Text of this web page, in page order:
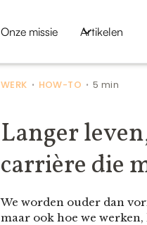
Onze missie Artikelen
WERK • HOW-TO •5 min
Langer
carrière die
We worden ouder dan
maar ook hoe we